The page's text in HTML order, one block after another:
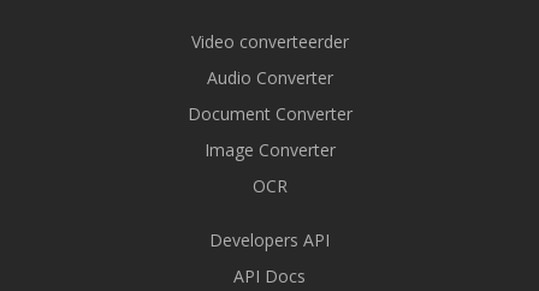
Video converteerder
Audio Converter
Document Converter
Image Converter
OCR
Developers API
API Docs